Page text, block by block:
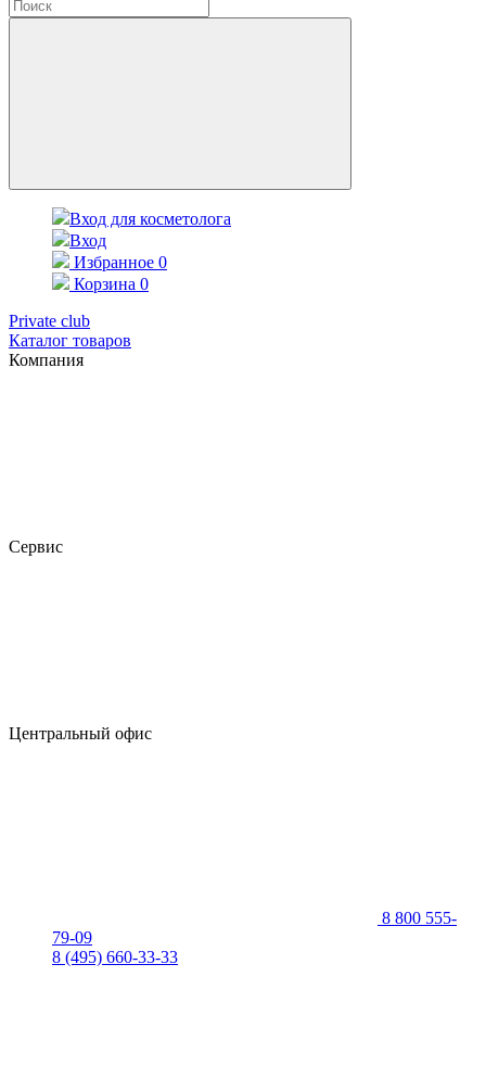
Вход для косметолога
Вход
Избранное 0
Корзина 0
Private club
Каталог товаров
Компания
Сервис
Центральный офис
8 800 555-
79-09
8 (495) 660-33-33